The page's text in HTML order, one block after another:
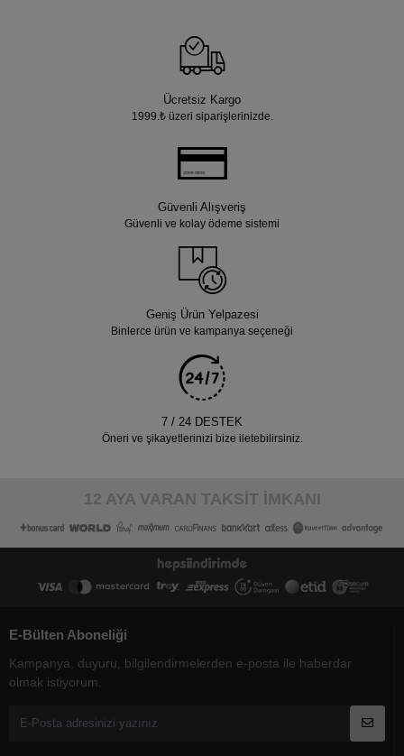
Ücretsiz Kargo
1999.₺ üzeri siparişlerinizde.
Güvenli Alışveriş
Güvenli ve kolay ödeme sistemi
Geniş Ürün Yelpazesi
Binlerce ürün ve kampanya seçeneği
7 / 24 DESTEK
Öneri ve şikayetlerinizi bize iletebilirsiniz.
12 AYA VARAN TAKSİT İMKANI
E-Bülten Aboneliği
Kampanya, duyuru, bilgilendirmelerden e-posta ile haberdar
olmak istiyorum.